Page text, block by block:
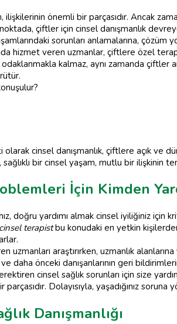
önemli bir parçasıdır. Ancak
çiftler için cinsel danışmanlık
sorunları anlamalarına, çözüm
hizmet veren uzmanlar, çiftlere özel
kalmaz, aynı zamanda çiftler
olarak cinsel danışmanlık, çiftlere açık ve
bir cinsel yaşam, mutlu bir ilişkinin
İçin Kimden
doğru yardımı almak cinsel iyiliğiniz
cinsel terapistbu konudaki en yetkin
uzmanları araştırırken, uzmanlık
daha önceki danışanlarının geri
cinsel sağlık sorunları için size
parçasıdır. Dolayısıyla, yaşadığınız
Danışmanlığı